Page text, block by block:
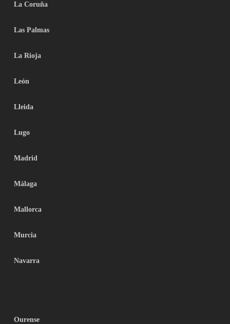
La Coruña
Las Palmas
La Rioja
León
Lleida
Lugo
Madrid
Málaga
Mallorca
Murcia
Navarra
Ourense